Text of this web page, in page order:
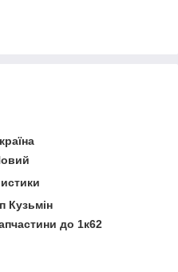
Кузьмін
до 1к62